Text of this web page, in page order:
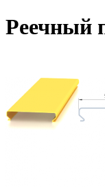
Реечный